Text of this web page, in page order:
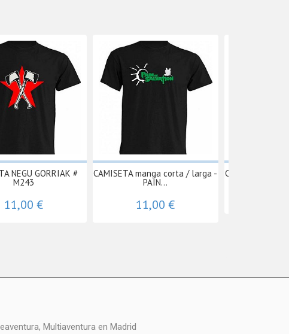
NEGU GORRIAK #
M243
11,00 €
CAMISETA manga corta / larga -
PAIN...
11,00 €
CAMISETA